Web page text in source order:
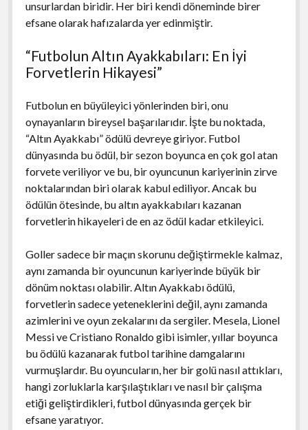
unsurlardan biridir. Her biri kendi döneminde birer
efsane olarak hafızalarda yer edinmiştir.
“Futbolun Altın Ayakkabıları: En İyi
Forvetlerin Hikayesi”
Futbolun en büyüleyici yönlerinden biri, onu
oynayanların bireysel başarılarıdır. İşte bu noktada,
“Altın Ayakkabı” ödülü devreye giriyor. Futbol
dünyasında bu ödül, bir sezon boyunca en çok gol atan
forvete veriliyor ve bu, bir oyuncunun kariyerinin zirve
noktalarından biri olarak kabul ediliyor. Ancak bu
ödülün ötesinde, bu altın ayakkabıları kazanan
forvetlerin hikayeleri de en az ödül kadar etkileyici.
Goller sadece bir maçın skorunu değiştirmekle kalmaz,
aynı zamanda bir oyuncunun kariyerinde büyük bir
dönüm noktası olabilir. Altın Ayakkabı ödülü,
forvetlerin sadece yeteneklerini değil, aynı zamanda
azimlerini ve oyun zekalarını da sergiler. Mesela, Lionel
Messi ve Cristiano Ronaldo gibi isimler, yıllar boyunca
bu ödülü kazanarak futbol tarihine damgalarını
vurmuşlardır. Bu oyuncuların, her bir golü nasıl attıkları,
hangi zorluklarla karşılaştıkları ve nasıl bir çalışma
etiği geliştirdikleri, futbol dünyasında gerçek bir
efsane yaratıyor.